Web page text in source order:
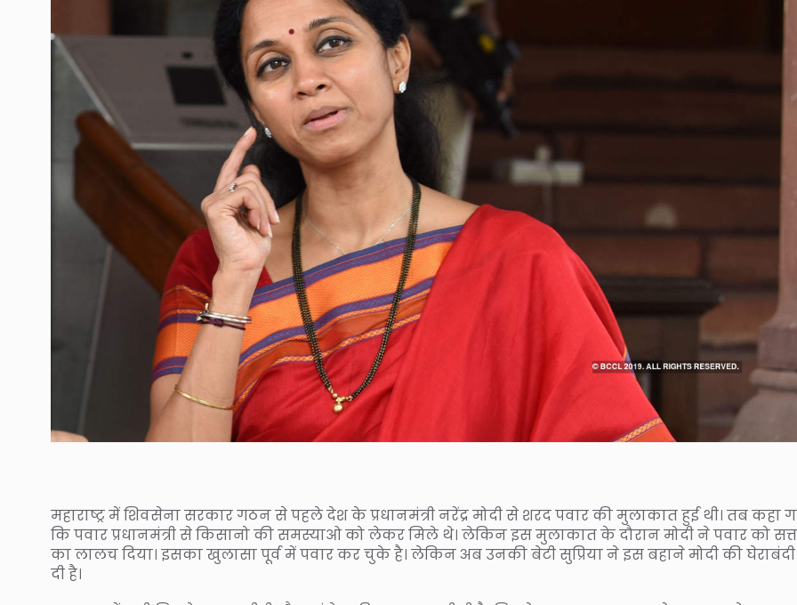
महाराष्ट्र में शिवसेना सरकार गठन से पहले देश के प्रधानमंत्री नरेंद्र मोदी से शरद पवार की मुलाकात हुई थी। तब कहा
कि पवार प्रधानमंत्री से किसानो की समस्याओ को लेकर मिले थे। लेकिन इस मुलाकात के दौरान मोदी ने पवार को
का लालच दिया। इसका खुलासा पूर्व में पवार कर चुके है। लेकिन अब उनकी बेटी सुप्रिया ने इस बहाने मोदी की
दी है।